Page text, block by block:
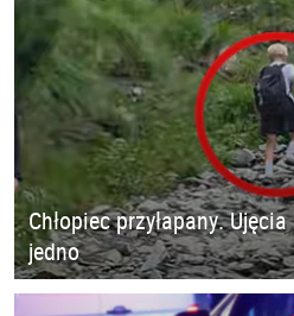
Chłopiec przyłapany.
jedno